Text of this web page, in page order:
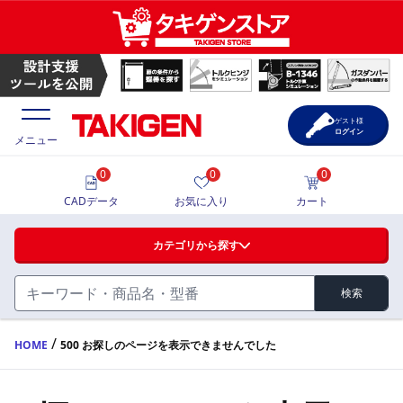
ハンドル・取手・つまみ・周辺機器
FA・A
蝶番・ステー・周辺機器
価格一覧
製品カタログ
メニュー
カテゴリから探す
検索
0
CADデータ
0
お気に入り
0
カート
ゲスト様
ログイン
HOME / 500 お探しのページを表示できませんでした